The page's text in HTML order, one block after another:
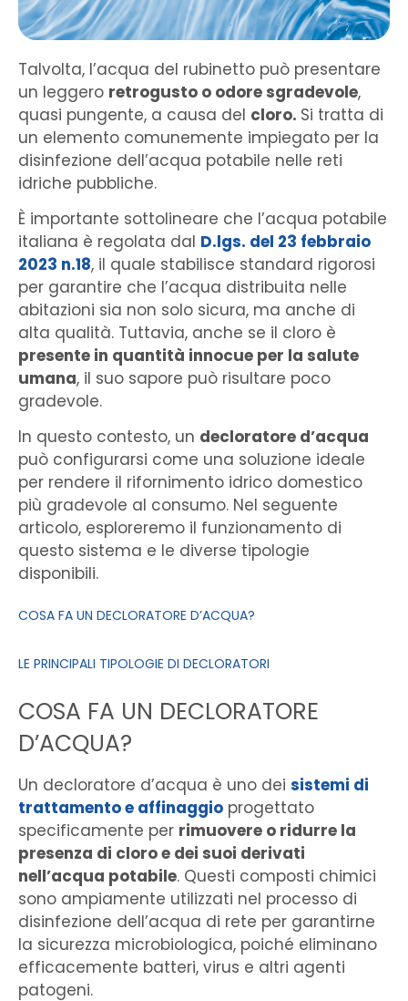
Talvolta, l’acqua del rubinetto può presentare
un leggero retrogusto o odore sgradevole,
quasi pungente, a causa del cloro. Si tratta di
un elemento comunemente impiegato per la
disinfezione dell’acqua potabile nelle reti
idriche pubbliche.
È importante sottolineare che l’acqua potabile
italiana è regolata dal D.lgs. del 23 febbraio
2023 n.18, il quale stabilisce standard rigorosi
per garantire che l’acqua distribuita nelle
abitazioni sia non solo sicura, ma anche di
alta qualità. Tuttavia, anche se il cloro è
presente in quantità innocue per la salute
umana, il suo sapore può risultare poco
gradevole.
In questo contesto, un decloratore d’acqua
può configurarsi come una soluzione ideale
per rendere il rifornimento idrico domestico
più gradevole al consumo. Nel seguente
articolo, esploreremo il funzionamento di
questo sistema e le diverse tipologie
disponibili.
COSA FA UN DECLORATORE D’ACQUA?
LE PRINCIPALI TIPOLOGIE DI DECLORATORI
COSA FA UN DECLORATORE
D’ACQUA?
Un decloratore d’acqua è uno dei sistemi di
trattamento e affinaggio progettato
specificamente per rimuovere o ridurre la
presenza di cloro e dei suoi derivati
nell’acqua potabile. Questi composti chimici
sono ampiamente utilizzati nel processo di
disinfezione dell’acqua di rete per garantirne
la sicurezza microbiologica, poiché eliminano
efficacemente batteri, virus e altri agenti
patogeni.